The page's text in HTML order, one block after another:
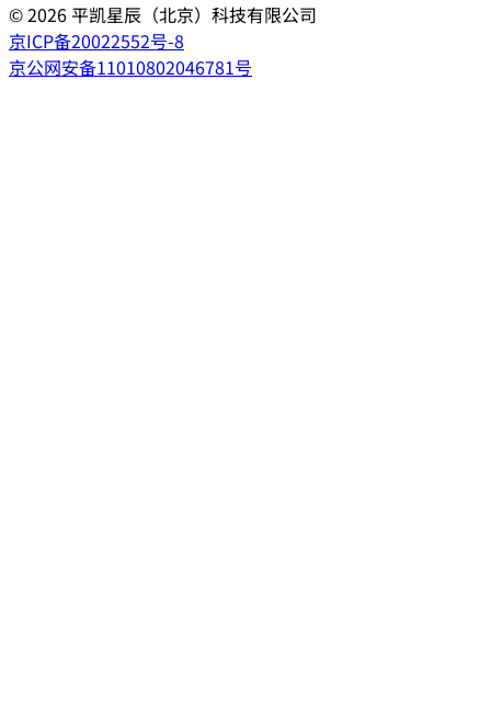
©2026平凯星辰（北京）科技有限公司
京ICP备20022552号-8
京公网安备11010802046781号